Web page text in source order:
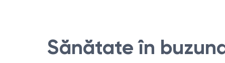
Sănătate în